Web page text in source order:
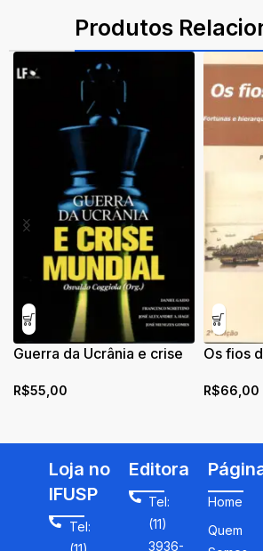
Produtos
Guerra da Ucrânia e crise
R$55,00
Os fios
sociais
R$66,00
Loja no
IFUSP
Tel:
Editora
Tel:
(11)
3936-
Home
Quem